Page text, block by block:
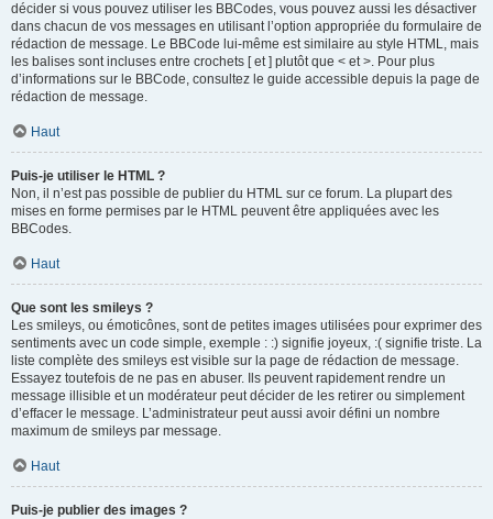
décider si vous pouvez utiliser les BBCodes, vous pouvez aussi les désactiver
dans chacun de vos messages en utilisant l’option appropriée du formulaire de
rédaction de message. Le BBCode lui-même est similaire au style HTML, mais
les balises sont incluses entre crochets [ et ] plutôt que < et >. Pour plus
d’informations sur le BBCode, consultez le guide accessible depuis la page de
rédaction de message.
Haut
Puis-je utiliser le HTML ?
Non, il n’est pas possible de publier du HTML sur ce forum. La plupart des
mises en forme permises par le HTML peuvent être appliquées avec les
BBCodes.
Haut
Que sont les smileys ?
Les smileys, ou émoticônes, sont de petites images utilisées pour exprimer des
sentiments avec un code simple, exemple : :) signifie joyeux, :( signifie triste. La
liste complète des smileys est visible sur la page de rédaction de message.
Essayez toutefois de ne pas en abuser. Ils peuvent rapidement rendre un
message illisible et un modérateur peut décider de les retirer ou simplement
d’effacer le message. L’administrateur peut aussi avoir défini un nombre
maximum de smileys par message.
Haut
Puis-je publier des images ?